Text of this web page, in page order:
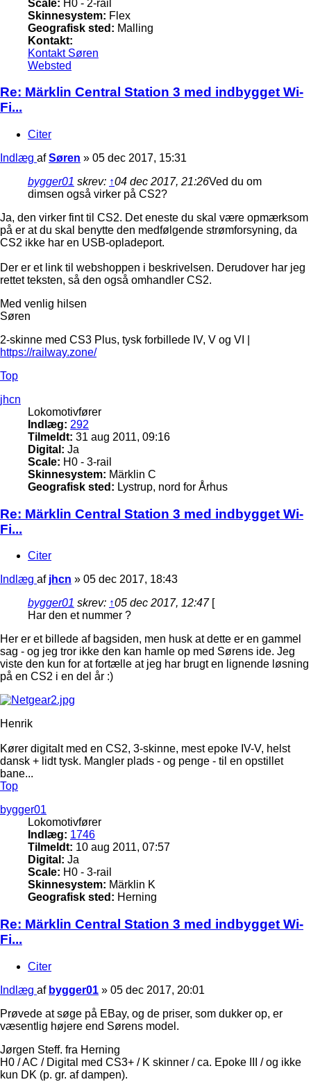
Scale: H0 - 2-rail
Skinnesystem: Flex
Geografisk sted: Malling
Kontakt:
Kontakt Søren
Websted
Re: Märklin Central Station 3 med indbygget Wi-
Fi...
Citer
Indlæg afSøren » 05 dec 2017, 15:31
bygger01 skrev: ↑04 dec 2017, 21:26Ved du om
dimsen også virker på CS2?
Ja, den virker fint til CS2. Det eneste du skal være opmærksom
på er at du skal benytte den medfølgende strømforsyning, da
CS2 ikke har en USB-opladeport.
Der er et link til webshoppen i beskrivelsen. Derudover har jeg
rettet teksten, så den også omhandler CS2.
Med venlig hilsen
Søren
2-skinne med CS3 Plus, tysk forbillede IV, V og VI |
https://railway.zone/
Top
jhcn
Lokomotivfører
Indlæg: 292
Tilmeldt: 31 aug 2011, 09:16
Digital: Ja
Scale: H0 - 3-rail
Skinnesystem: Märklin C
Geografisk sted: Lystrup, nord for Århus
Re: Märklin Central Station 3 med indbygget Wi-
Fi...
Citer
Indlæg af jhcn » 05 dec 2017, 18:43
bygger01 skrev: ↑05 dec 2017, 12:47[
Har den et nummer ?
Her er et billede af bagsiden, men husk at dette er en gammel
sag - og jeg tror ikke den kan hamle op med Sørens ide. Jeg
viste den kun for at fortælle at jeg har brugt en lignende løsning
på en CS2 i en del år :)
Henrik
Kører digitalt med en CS2, 3-skinne, mest epoke IV-V, helst
dansk + lidt tysk. Mangler plads - og penge - til en opstillet
bane...
Top
bygger01
Lokomotivfører
Indlæg: 1746
Tilmeldt: 10 aug 2011, 07:57
Digital: Ja
Scale: H0 - 3-rail
Skinnesystem: Märklin K
Geografisk sted: Herning
Re: Märklin Central Station 3 med indbygget Wi-
Fi...
Citer
Indlæg af bygger01 » 05 dec 2017, 20:01
Prøvede at søge på EBay, og de priser, som dukker op, er
væsentlig højere end Sørens model.
Jørgen Steff. fra Herning
H0 / AC / Digital med CS3+ / K skinner / ca. Epoke III / og ikke
kun DK (p. gr. af dampen).